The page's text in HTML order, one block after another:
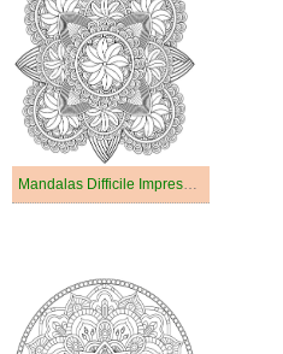
Mandalas Difficile Impressionnant